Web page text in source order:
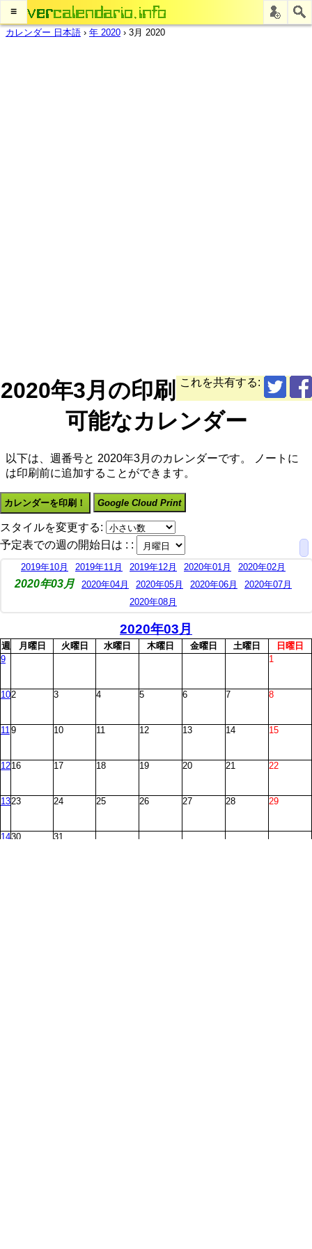
≡
カレンダー 日本語 › 年 2020 › 3月 2020
これを共有する:
2020年3月の印刷
可能なカレンダー
以下は、週番号と 2020年3月のカレンダーです。 ノートに
は印刷前に追加することができます。
カレンダーを印刷！ Google Cloud Print
スタイルを変更する:
予定表での週の開始日は : :
2019年10月 2019年11月 2019年12月 2020年01月 2020年02月
2020年03月 2020年04月 2020年05月 2020年06月
2020年07月
2020年08月
2020年03月
週 月 曜日 火曜日 水曜日 木曜日 金曜日 土曜日 日 曜日
9
1
102 3 4 5 6 7 8
119 10 11 12 13 14 15
1216 17 18 19 20 21 22
1323 24 25 26 27 28 29
1430 31